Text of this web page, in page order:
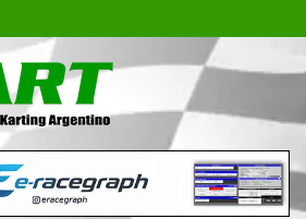
| La Revista
del Karting en